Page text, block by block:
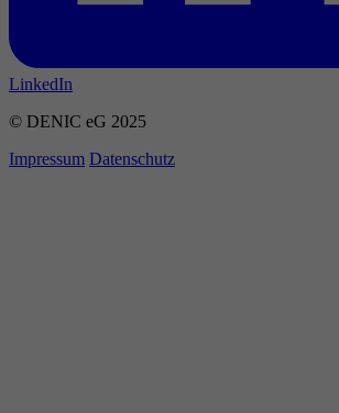
LinkedIn
© DENIC eG 2025
Impressum Datenschutz